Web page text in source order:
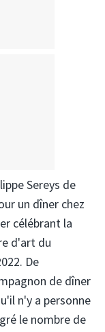
Sereys de
un dîner chez
célébrant la
d'art du
De
de dîner
n'y a personne
le nombre de